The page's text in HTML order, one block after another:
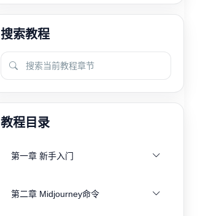
搜索教程
教程目录
第一章 新手入门
第二章 Midjourney命令